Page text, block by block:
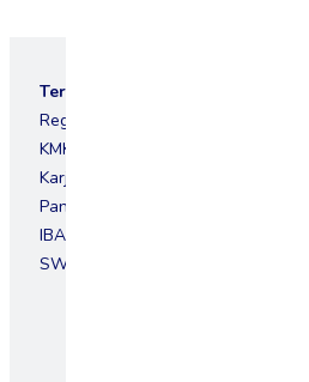
Teresa OÜ
Registrikood 11556462
KMKR EE101281362
Karjavälja tn 4, 12918, Tallinn, Eesti
Pank: LHV pank
IBAN: EE157700771002907760
SWIFT: LHVBEE22